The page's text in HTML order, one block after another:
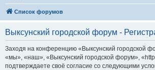
Список форумов
Выксунский городской форум -
Заходя на конференцию «Выксунский городской
«мы», «наш», «Выксунский городской форум»,
подтверждаете своё согласие со следующими